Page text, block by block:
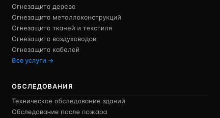
Огнезащита дерева
Огнезащита металлоконструкций
Огнезащита тканей и текстиля
Огнезащита воздуховодов
Огнезащита кабелей
Все услуги →
ОБСЛЕДОВАНИЯ
Техническое обследование зданий
Обследование после пожара